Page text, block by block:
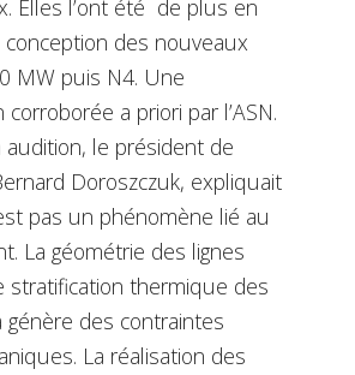
Elles l’ont été de plus en
conception des nouveaux
MW puis N4. Une
a priori par l’ASN.
audition, le président de
Doroszczuk, expliquait
pas un phénomène lié au
La géométrie des lignes
stratification thermique des
génère des contraintes
La réalisation des